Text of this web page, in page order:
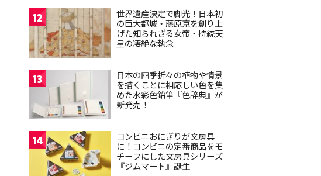
12
世界遺産決定で脚光！日本初
の巨大都城・藤原京を創り上
げた知られざる女帝・持統天
皇の凄絶な執念
13
日本の四季折々の植物や情景
を描くことに相応しい色を集
めた水彩色鉛筆『色辞典』が
新発売！
14
コンビニおにぎりが文房具
に！コンビニの定番商品をモ
チーフにした文房具シリーズ
『ジムマート』誕生